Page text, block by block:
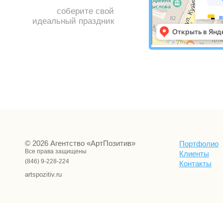
соберите свой
идеальный праздник
© 2026 Агентство «АртПозитив»
Все права защищены
(846) 9-228-224
artspozitiv.ru
Портфолио
Клиенты
Контакты